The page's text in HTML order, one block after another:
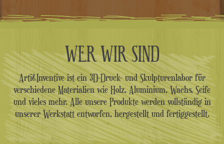
WER WIR SIND
Arti&Inventive ist ein 3D-Druck- und Skulpturenlabor für
verschiedene Materialien wie Holz, Aluminium, Wachs, Seife
und vieles mehr. Alle unsere Produkte werden vollständig in
unserer Werkstatt entworfen, hergestellt und fertiggestellt.